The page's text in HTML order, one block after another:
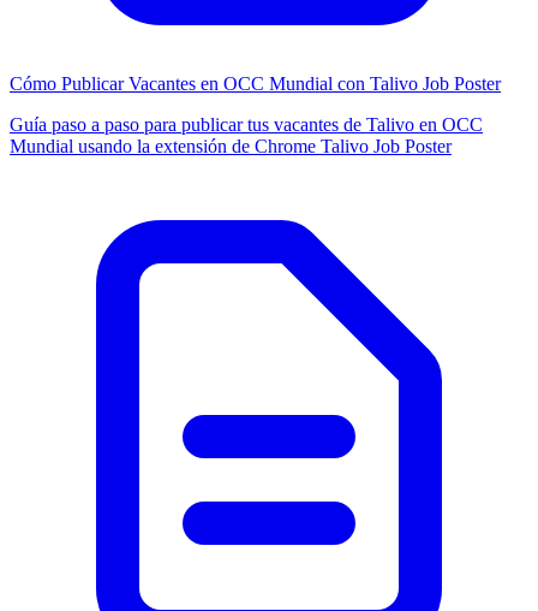
Cómo Publicar Vacantes en OCC Mundial con Talivo Job Poster
Guía paso a paso para publicar tus vacantes de Talivo en OCC
Mundial usando la extensión de Chrome Talivo Job Poster